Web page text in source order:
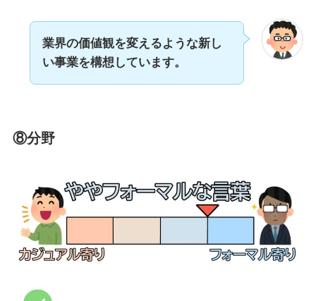
業界の価値観を変えるような新し
い事業を構想しています。
⑧分野